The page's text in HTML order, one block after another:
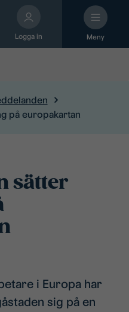
Logga in Meny
på europakartan
sätter
i Europa har
sig på en